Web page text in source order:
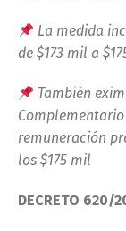
La medida
de $173 mil a
También
remuneración
los $175 mil
DECRETO 620/